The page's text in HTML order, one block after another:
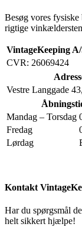
Besøg vores
rigtige
VintageKeeping
CVR: 26069424
Vestre Langgade
Mandag – Torsdag
Fredag
Lørdag
Kontakt
Har du spørgsmål
helt sikkert hjælpe!